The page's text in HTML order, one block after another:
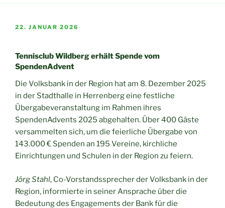
VERÖFFENTLICHT
22. JANUAR 2026
Tennisclub Wildberg erhält Spende vom
SpendenAdvent
Die Volksbank in der Region hat am 8. Dezember 2025
in der Stadthalle in Herrenberg eine festliche
Übergabeveranstaltung im Rahmen ihres
SpendenAdvents 2025 abgehalten. Über 400 Gäste
versammelten sich, um die feierliche Übergabe von
143.000 € Spenden an 195 Vereine, kirchliche
Einrichtungen und Schulen in der Region zu feiern.
Jörg Stahl, Co-Vorstandssprecher der Volksbank in der
Region, informierte in seiner Ansprache über die
Bedeutung des Engagements der Bank für die